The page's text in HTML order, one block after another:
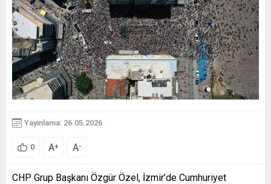
Yayınlama: 26.05.2026
0 A+ A-
CHP Grup Başkanı Özgür Özel, İzmir’de Cumhuriyet